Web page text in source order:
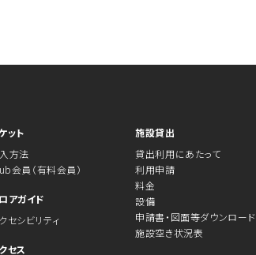
ット
方法
会員（有料会員）
アガイド
セシビリティ
セス
施設貸出
貸出利用にあたって
利用申請
料金
設備
申請書・図面等ダウンロード
施設空き状況表